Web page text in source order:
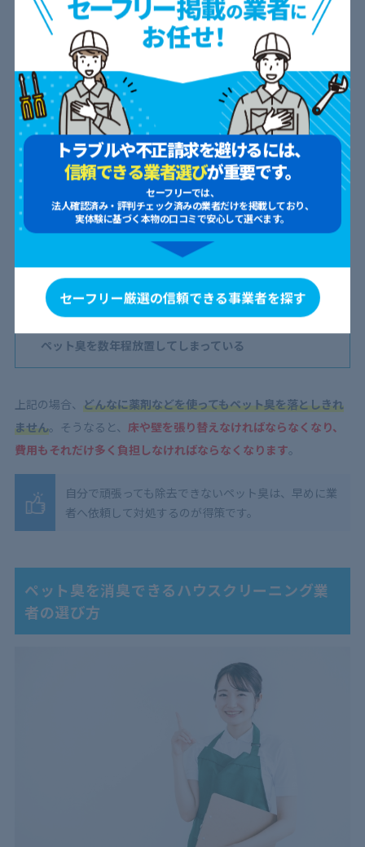
具体的にどこまで負担すべきかについては、契約書のペッ
トに関する項目をチェックしておきましょう。
ペット臭をハウスクリーニングで除去できな
いケースも
強力な消臭効果が得られるハウスクリーニングでも、ペット臭を
除去できないケースがあります。
フンや尿が多々こびりついてしまっている
ペット臭を数年程放置してしまっている
上記の場合、 どんなに薬剤などを使ってもペット臭を落としきれ
ません。そうなると、 床や壁を張り替えなければならなくなり、
費用もそれだけ多く負担しなければならなくなります。
自分で頑張っても除去できないペット臭は、早めに業
者へ依頼して対処するのが得策です。
ペット臭を消臭できるハウスクリーニング業
者の選び方
トラブルや不正請求を避けるには、
信頼できる業者選びが重要です。
セーフリーでは、
法人確認済み・評判チェック済みの業者だけを掲載しており、
実体験に基づく本物の口コミで安心して選べます。
セーフリー厳選の信頼できる事業者を探す